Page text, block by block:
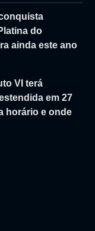
do
ainda este ano
VI terá
em 27
horário e onde